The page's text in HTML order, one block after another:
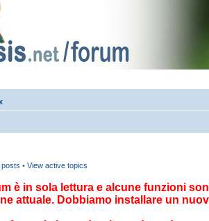
• View active topics
è in sola lettura e alcune funzioni
attuale. Dobbiamo installare un